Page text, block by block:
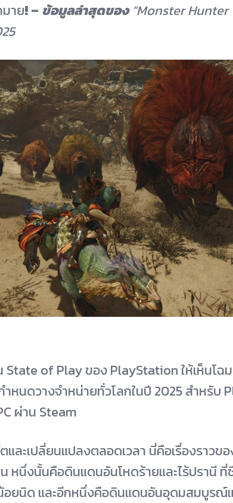
มาย! – ข้อมูลล่าสุดของ“Monster Hunter
State of Play ของ PlayStation ให้เห็นโฉ
ำหนดวางจำหน่ายทั่วโลกในปี 2025 สำหรับ
ผ่าน Steam
ะเปลี่ยนแปลงตลอดเวลา นี่คือเรื่องราวขอ
หนึ่งนั้นคือดินแดนอันโหดร้ายและไร้ปรานี
ยนิด และอีกหนึ่งคือดินแดนอันอุดมสมบูรณ์